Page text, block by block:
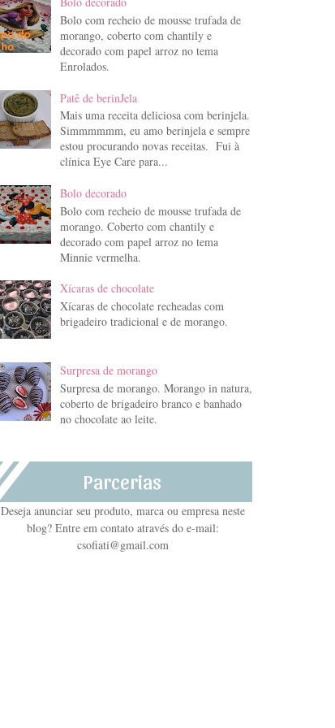
Bolo com recheio de mousse trufada de
morango, coberto com chantily e
decorado com papel arroz no tema
Enrolados.
Patê de berinJela
Mais uma receita deliciosa com berinjela.
Simmmmmm, eu amo berinjela e sempre
estou procurando novas receitas. Fui à
clínica Eye Care para...
Bolo decorado
Bolo com recheio de mousse trufada de
morango. Coberto com chantily e
decorado com papel arroz no tema
Minnie vermelha.
Xícaras de chocolate
Xícaras de chocolate recheadas com
brigadeiro tradicional e de morango.
Surpresa de morango
Surpresa de morango. Morango in natura,
coberto de brigadeiro branco e banhado
no chocolate ao leite.
Parcerias
Deseja anunciar seu produto, marca ou empresa neste
blog? Entre em contato através do e-mail:
csofiati@gmail.com